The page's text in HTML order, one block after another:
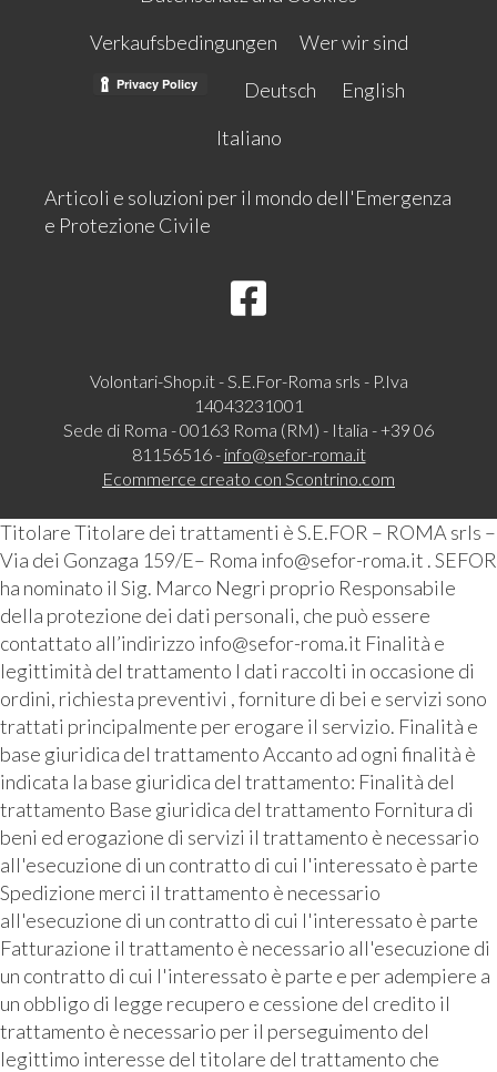
Verkaufsbedingungen
Wer wir sind
Deutsch
English
Italiano
Articoli e soluzioni per il mondo dell'Emergenza
e Protezione Civile
Volontari-Shop.it - S.E.For-Roma srls - P.Iva
14043231001
Sede di Roma - 00163 Roma (RM) - Italia - +39 06
81156516 - info@sefor-roma.it
Ecommerce creato con Scontrino.com
Titolare Titolare dei trattamenti è S.E.FOR – ROMA srls –
Via dei Gonzaga 159/E– Roma info@sefor-roma.it . SEFOR
ha nominato il Sig. Marco Negri proprio Responsabile
della protezione dei dati personali, che può essere
contattato all’indirizzo info@sefor-roma.it Finalità e
legittimità del trattamento I dati raccolti in occasione di
ordini, richiesta preventivi , forniture di bei e servizi sono
trattati principalmente per erogare il servizio. Finalità e
base giuridica del trattamento Accanto ad ogni finalità è
indicata la base giuridica del trattamento: Finalità del
trattamento Base giuridica del trattamento Fornitura di
beni ed erogazione di servizi il trattamento è necessario
all'esecuzione di un contratto di cui l'interessato è parte
Spedizione merci il trattamento è necessario
all'esecuzione di un contratto di cui l'interessato è parte
Fatturazione il trattamento è necessario all'esecuzione di
un contratto di cui l'interessato è parte e per adempiere a
un obbligo di legge recupero e cessione del credito il
trattamento è necessario per il perseguimento del
legittimo interesse del titolare del trattamento che